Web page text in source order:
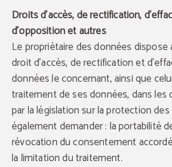
Droits d'accès, de rectification,
d'opposition et autres
Le propriétaire des données
droit d'accès, de rectification et
données le concernant, ainsi que
traitement de ses données, dans les
par la législation sur la protection
également demander : la portabilité
révocation du consentement
la limitation du traitement.